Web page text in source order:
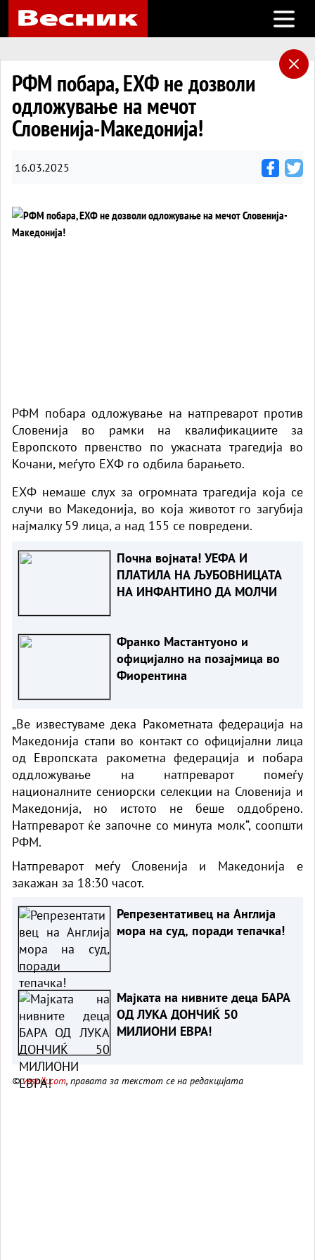
Open
РФМ побара, ЕХФ не дозволи
одложување на мечот
Словенија-Македонија!
16.03.2025
РФМ побара одложување на натпреварот против
Словенија во рамки на квалификациите за
Европското првенство по ужасната трагедија во
Кочани, меѓуто ЕХФ го одбила барањето.
ЕХФ немаше слух за огромната трагедија која се
случи во Македонија, во која животот го загубија
најмалку 59 лица, а над 155 се повредени.
Почна војната! УЕФА И
ПЛАТИЛА НА ЉУБОВНИЦАТА
НА ИНФАНТИНО ДА МОЛЧИ
Франко Мастантуоно и
официјално на позајмица во
Фиорентина
„Ве известуваме дека Ракометната федерација на
Македонија стапи во контакт со официјални лица
од Европската ракометна федерација и побара
оддложување на натпреварот помеѓу
националните сениорски селекции на Словенија и
Македонија, но истото не беше оддобрено.
Натпреварот ќе започне со минута молк“, соопшти
РФМ.
Натпреварот меѓу Словенија и Македонија е
закажан за 18:30 часот.
Репрезентативец на Англија
мора на суд, поради тепачка!
Мајката на нивните деца БАРА
ОД ЛУКА ДОНЧИЌ 50
МИЛИОНИ ЕВРА!
©vesnik.com, правата за текстот се на редакцијата